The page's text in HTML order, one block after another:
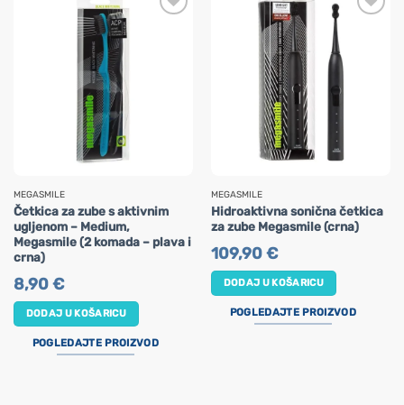
MEGASMILE
Četkica za zube s aktivnim
ugljenom – Medium,
Megasmile (2 komada – plava i
crna)
8,90€
DODAJ U KOŠARICU
POGLEDAJTE PROIZVOD
MEGASMILE
Hidroaktivna sonična četkica
za zube Megasmile (crna)
109,90€
DODAJ U KOŠARICU
POGLEDAJTE PROIZVOD